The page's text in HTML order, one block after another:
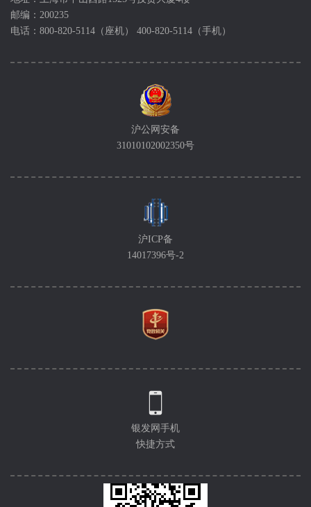
邮编：200235
电话：800-820-5114（座机） 400-820-5114（手机）
沪公网安备
31010102002350号
沪ICP备
14017396号-2
银发网手机
快捷方式